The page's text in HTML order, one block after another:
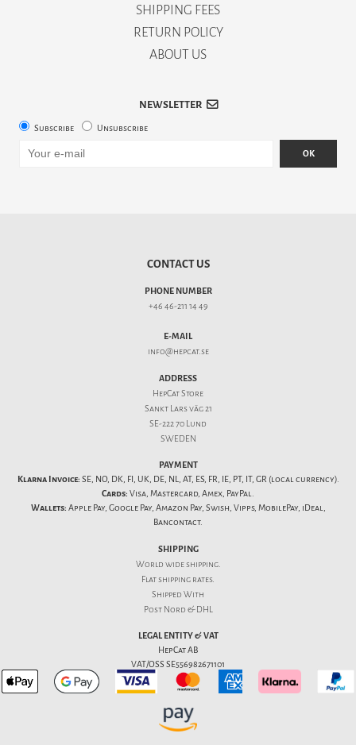
SHIPPING FEES
RETURN POLICY
ABOUT US
NEWSLETTER
Subscribe Unsubscribe
OK
CONTACT US
PHONE NUMBER
+46 46-211 14 49
E-MAIL
info@hepcat.se
ADDRESS
HepCat Store
Sankt Lars väg 21
SE-222 70 Lund
SWEDEN
PAYMENT
Klarna Invoice: SE, NO, DK, FI, UK, DE, NL, AT, ES, FR, IE, PT, IT, GR (local currency).
Cards: Visa, Mastercard, Amex, PayPal.
Wallets: Apple Pay, Google Pay, Amazon Pay, Swish, Vipps, MobilePay, iDeal,
Bancontact.
SHIPPING
World wide shipping.
Flatshipping rates.
Shipped With
Post Nord & DHL
LEGAL ENTITY & VAT
HepCat AB
VAT/OSS SE556982671101